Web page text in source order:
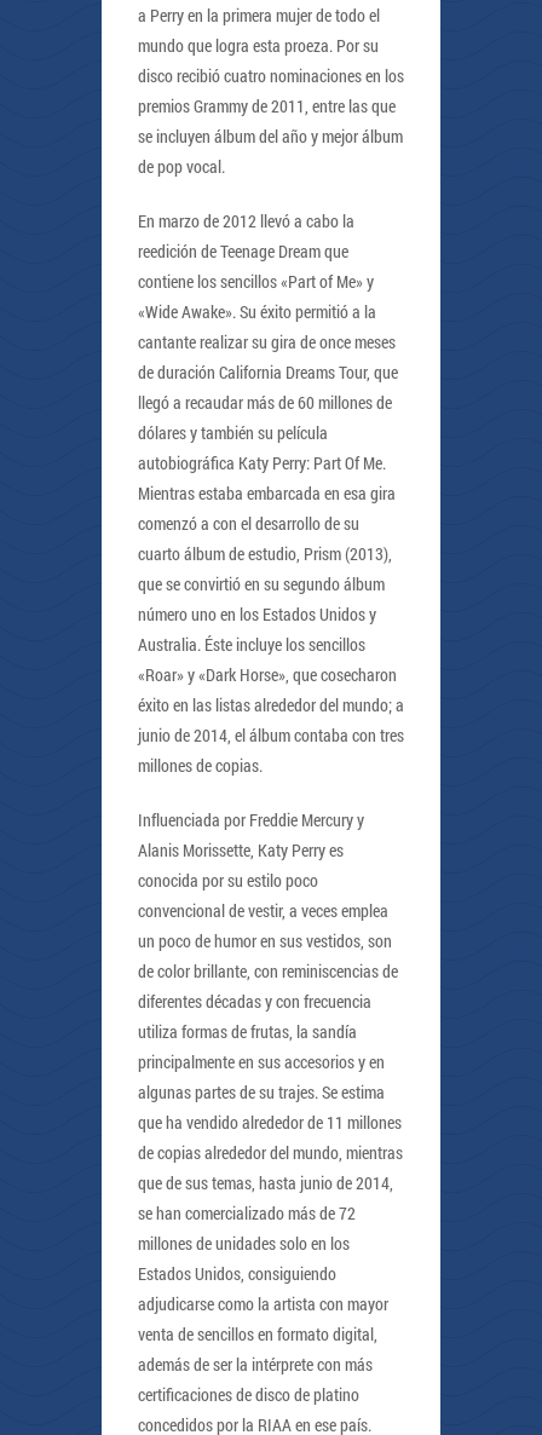
a Perry en la primera mujer de todo el
mundo que logra esta proeza. Por su
disco recibió cuatro nominaciones en los
premios Grammy de 2011, entre las que
se incluyen álbum del año y mejor álbum
de pop vocal.
En marzo de 2012 llevó a cabo la
reedición de Teenage Dream que
contiene los sencillos «Part of Me» y
«Wide Awake». Su éxito permitió a la
cantante realizar su gira de once meses
de duración California Dreams Tour, que
llegó a recaudar más de 60 millones de
dólares y también su película
autobiográfica Katy Perry: Part Of Me.
Mientras estaba embarcada en esa gira
comenzó a con el desarrollo de su
cuarto álbum de estudio, Prism (2013),
que se convirtió en su segundo álbum
número uno en los Estados Unidos y
Australia. Éste incluye los sencillos
«Roar» y «Dark Horse», que cosecharon
éxito en las listas alrededor del mundo; a
junio de 2014, el álbum contaba con tres
millones de copias.
Influenciada por Freddie Mercury y
Alanis Morissette, Katy Perry es
conocida por su estilo poco
convencional de vestir, a veces emplea
un poco de humor en sus vestidos, son
de color brillante, con reminiscencias de
diferentes décadas y con frecuencia
utiliza formas de frutas, la sandía
principalmente en sus accesorios y en
algunas partes de su trajes. Se estima
que ha vendido alrededor de 11 millones
de copias alrededor del mundo, mientras
que de sus temas, hasta junio de 2014,
se han comercializado más de 72
millones de unidades solo en los
Estados Unidos, consiguiendo
adjudicarse como la artista con mayor
venta de sencillos en formato digital,
además de ser la intérprete con más
certificaciones de disco de platino
concedidos por la RIAA en ese país.